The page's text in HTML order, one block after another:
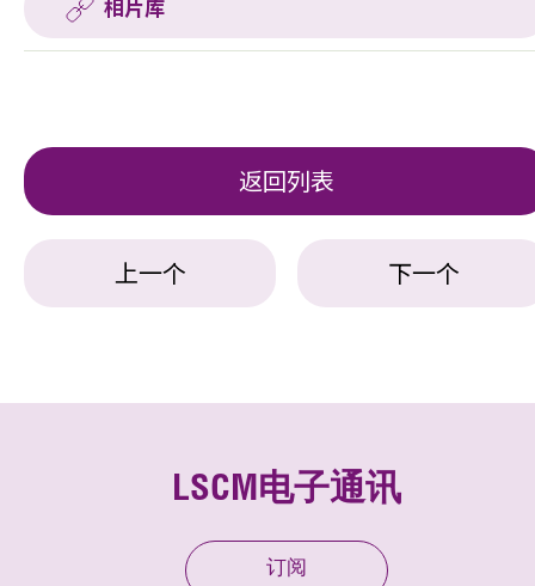
相片库
返回列表
上一个 下一个
LSCM电子通讯
订阅